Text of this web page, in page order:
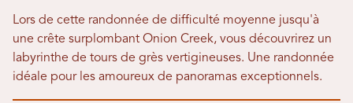
Lors de cette randonnée de difficulté moyenne jusqu'à
une crête surplombant Onion Creek, vous découvrirez un
labyrinthe de tours de grès vertigineuses. Une randonnée
idéale pour les amoureux de panoramas exceptionnels.